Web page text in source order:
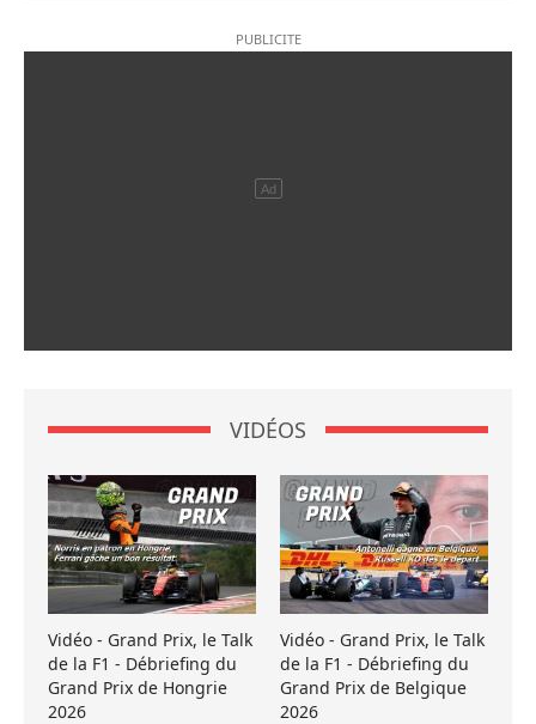
VIDÉOS
Vidéo - Grand Prix, le Talk
de la F1 - Débriefing du
Grand Prix de Hongrie
2026
Vidéo - Grand Prix, le Talk
de la F1 - Débriefing du
Grand Prix de Belgique
2026